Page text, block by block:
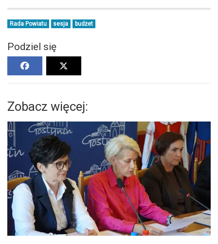
Rada Powiatu sesja budżet
Podziel się
Zobacz więcej: